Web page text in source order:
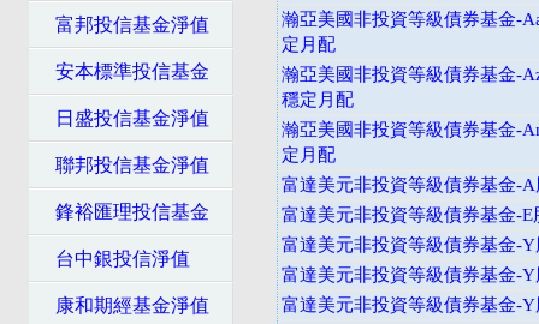
富邦投信基金淨值
安本標準投信基金
日盛投信基金淨值
聯邦投信基金淨值
鋒裕匯理投信基金
台中銀投信淨值
康和期經基金淨值
瀚亞美國非投資等級債券基金-
定月配
瀚亞美國非投資等級債券基金-
穩定月配
瀚亞美國非投資等級債券基金-
定月配
富達美元非投資等級債券基金-
富達美元非投資等級債券基金-
富達美元非投資等級債券基金-Y
富達美元非投資等級債券基金-
富達美元非投資等級債券基金-